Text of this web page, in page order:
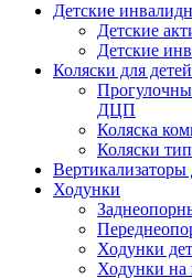
Детские
Детские
Детские
Коляски для
ДЦП
Коляска
Коляски
Ходунки
Ходунки
Ходунки на